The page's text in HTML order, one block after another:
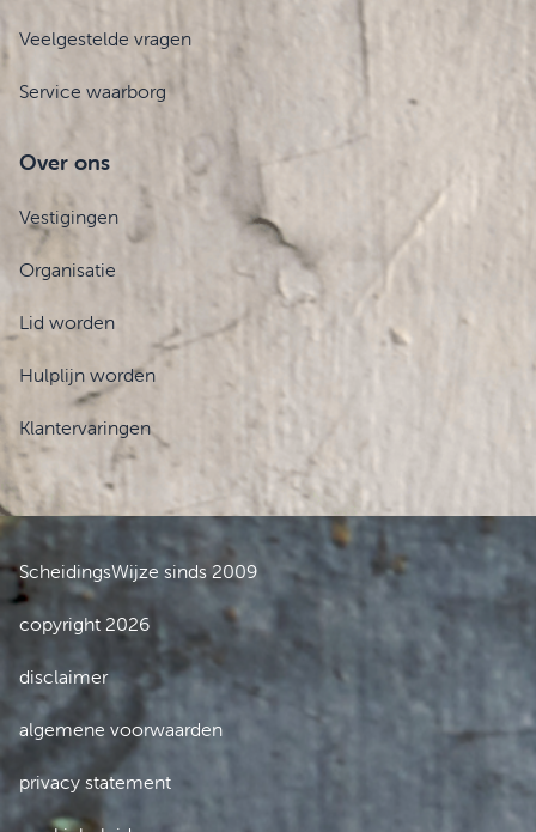
Veelgestelde vragen
Service waarborg
Over ons
Vestigingen
Organisatie
Lid worden
Hulplijn worden
Klantervaringen
ScheidingsWijze sinds 2009
copyright 2026
disclaimer
algemene voorwaarden
privacy statement